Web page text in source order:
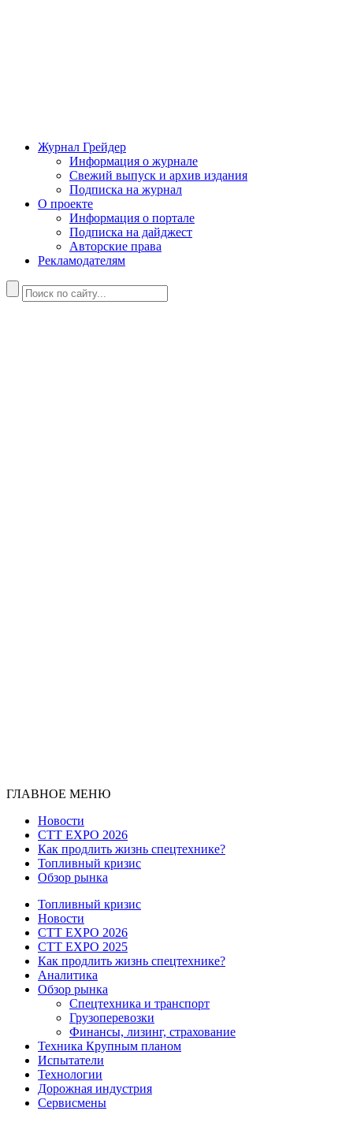
Журнал Грейдер
Информация о журнале
Свежий выпуск и архив издания
Подписка на журнал
О проекте
Информация о портале
Подписка на дайджест
Авторские права
Рекламодателям
ГЛАВНОЕ МЕНЮ
Новости
CTT EXPO 2026
Как продлить жизнь спецтехнике?
Топливный кризис
Обзор рынка
Топливный кризис
Новости
CTT EXPO 2026
CTT EXPO 2025
Как продлить жизнь спецтехнике?
Аналитика
Обзор рынка
Спецтехника и транспорт
Грузоперевозки
Финансы, лизинг, страхование
Техника Крупным планом
Испытатели
Технологии
Дорожная индустрия
Сервисмены